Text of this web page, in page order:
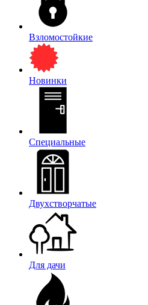
Взломостойкие
Новинки
Специальные
Двухстворчатые
Для дачи